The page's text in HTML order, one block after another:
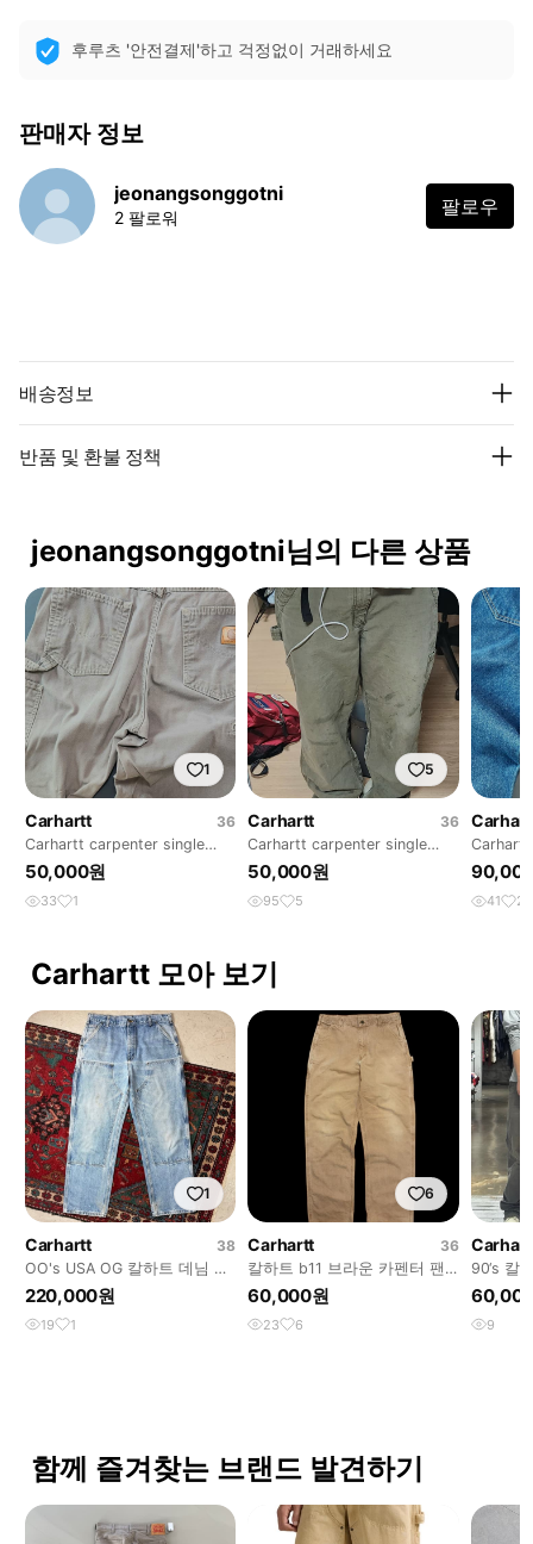
후루츠 '안전결제'하고 걱정없이 거래하세요
판매자 정보
jeonangsonggotni
2 팔로워 팔로우
배송정보
반품 및 환불 정책
jeonangsonggotni님의 다른 상품
1
Carhartt
36
Carhartt carpenter single
knee grey
50,000원
33 1
5
Carhartt
36
Carhartt carpenter single
knee olive
50,000원
95 5 41 2
Carhartt 모아 보기
1
Carhartt
38
OO's USA OG 칼하트 데님 더
블니 팬츠 칼하트 B73 썩블니
220,000원
19 1
6
Carhartt
36
칼하트 b11 브라운 카펜터 팬
츠
60,000원
23 6
90‘s 칼
9
함께 즐겨찾는 브랜드 발견하기